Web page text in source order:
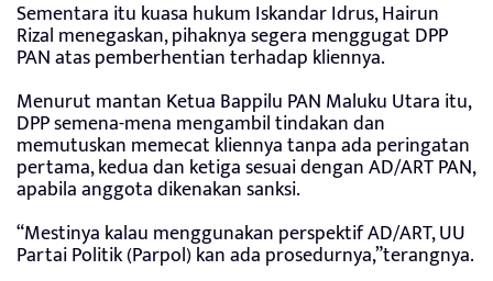
Sementara itu kuasa hukum Iskandar Idrus, Hairun
Rizal menegaskan, pihaknya segera menggugat DPP
PAN atas pemberhentian terhadap kliennya.
Menurut mantan Ketua Bappilu PAN Maluku Utara itu,
DPP semena-mena mengambil tindakan dan
memutuskan memecat kliennya tanpa ada peringatan
pertama, kedua dan ketiga sesuai dengan AD/ART PAN,
apabila anggota dikenakan sanksi.
“Mestinya kalau menggunakan perspektif AD/ART, UU
Partai Politik (Parpol) kan ada prosedurnya,”terangnya.